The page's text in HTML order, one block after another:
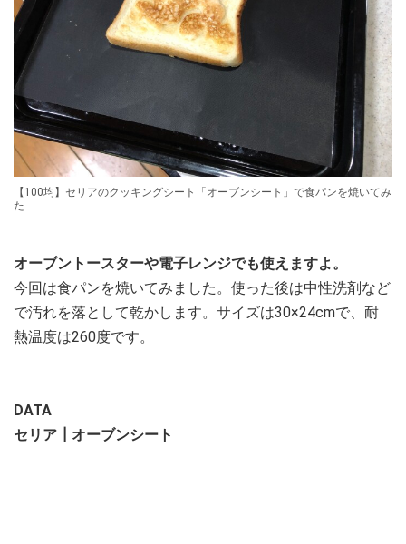
【100均】セリアのクッキングシート「オーブンシート」で食パンを焼いてみ
た
オーブントースターや電子レンジでも使えますよ。
今回は食パンを焼いてみました。使った後は中性洗剤など
で汚れを落として乾かします。サイズは30×24cmで、耐
熱温度は260度です。
DATA
セリア┃オーブンシート